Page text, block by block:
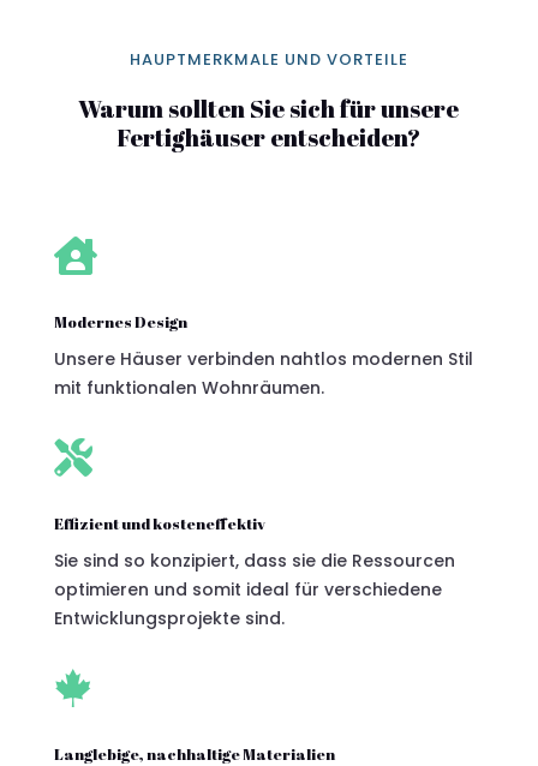
HAUPTMERKMALE UND VORTEILE
Warum sollten Sie sich für unsere
Fertighäuser entscheiden?

Modernes Design
Unsere Häuser verbinden nahtlos modernen Stil
mit funktionalen Wohnräumen.

Effizient und kosteneffektiv
Sie sind so konzipiert, dass sie die Ressourcen
optimieren und somit ideal für verschiedene
Entwicklungsprojekte sind.

Langlebige, nachhaltige Materialien